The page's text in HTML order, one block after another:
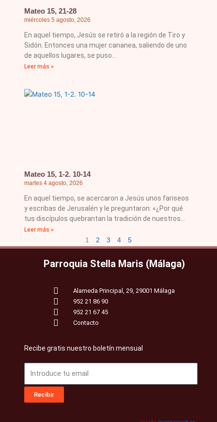
Mateo 15, 21-28
miércoles 5 agosto, 2026
En aquel tiempo, Jesús se retiró a la región de Tiro y
Sidón. Entonces una mujer cananea, saliendo de uno
de aquellos lugares, se puso
Leer más »
Mateo 15, 1-2. 10-14
martes 4 agosto, 2026
En aquel tiempo, se acercaron a Jesús unos fariseos
y escribas de Jerusalén y le preguntaron: «¿Por qué
tus discípulos quebrantan la tradición de nuestros
Leer más »
1 2 3 4 5
Parroquia Stella Maris (Málaga)
Alameda Principal, 29, 29001 Málaga
952 21 86 90
952 21 67 45
Contacto
Recibe gratis nuestro boletín mensual
Recibir